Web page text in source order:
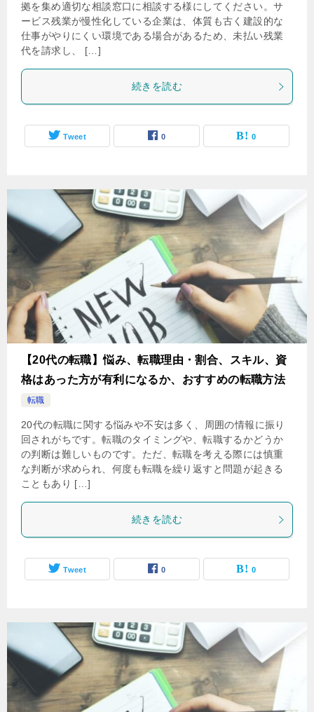
拠を集め適切な相談窓口に相談する様にしてください。サ
ービス残業が慢性化している企業は、体質も古く建設的な
仕事がやりにくい環境である場合があるため、未払い残業
代を請求し、 […]
続きを読む
Tweet 0 0
【20代の転職】悩み、転職理由・割合、スキル、資
格はあった方が有利になるか、おすすめの転職方法
転職
20代の転職に関する悩みや不安は多く、周囲の情報に振り
回されがちです。転職のタイミングや、転職するかどうか
の判断は難しいものです。ただ、転職を考える際には慎重
な判断が求められ、何度も転職を繰り返すと問題が起きる
こともあり […]
続きを読む
Tweet 0 0